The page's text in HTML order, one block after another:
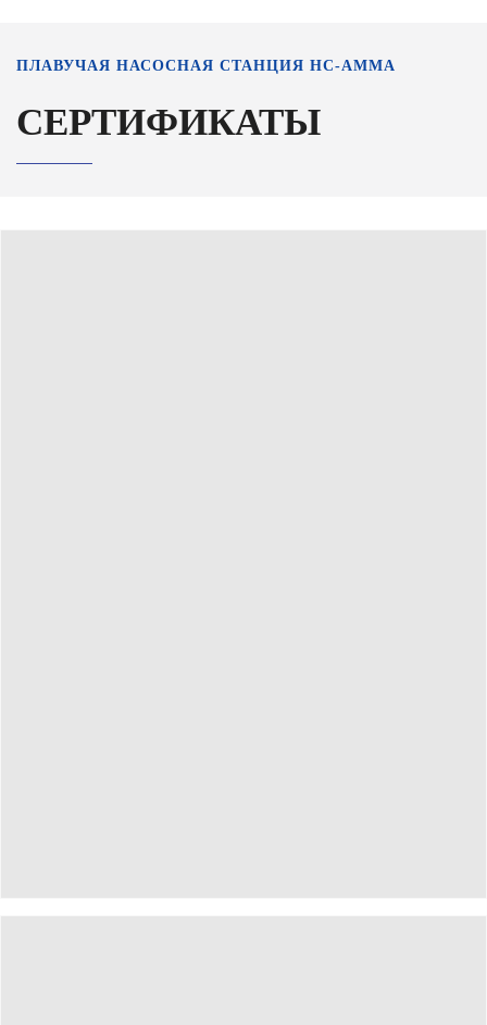
ПЛАВУЧАЯ НАСОСНАЯ СТАНЦИЯ НС-АММА
СЕРТИФИКАТЫ